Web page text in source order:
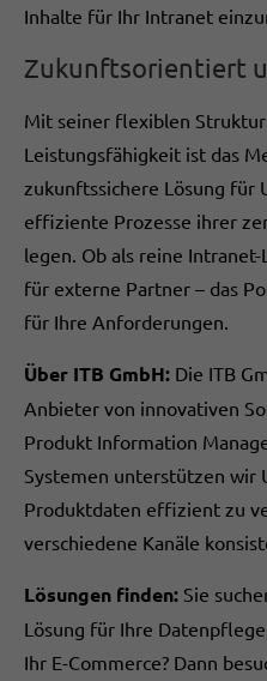
Inhalte für Ihr Intranet
Zukunftsorientiert
Mit seiner flexiblen
Leistungsfähigkeit ist das
zukunftssichere Lösung für
effiziente Prozesse ihrer
legen. Ob als reine
für externe Partner – das
für Ihre Anforderungen.
Über ITB GmbH: Die ITB
Anbieter von innovativen
Produkt Information
Systemen unterstützen wir
Produktdaten effizient zu
verschiedene Kanäle
Lösungen finden: Sie
Lösung für Ihre
Ihr E-Commerce? Dann